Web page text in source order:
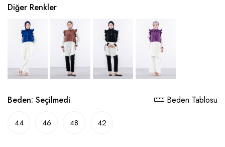
Diğer Renkler
Beden: Seçilmedi Beden Tablosu
44 46 48 42